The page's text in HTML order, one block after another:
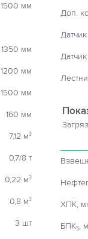
1500 мм
1350 мм
1200 мм
1500 мм
160 мм
7,12 м3
0,7/8 т
0,22 м3
0,8 м3
3 шт
Доп.
ХПК,
БПК5,